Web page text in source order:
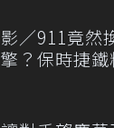
影／911竟然
擎？保時捷鐵